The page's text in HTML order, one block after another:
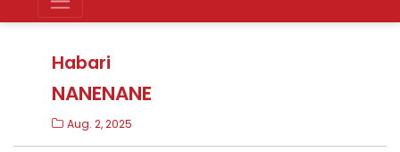
Habari
NANENANE
Aug. 2, 2025